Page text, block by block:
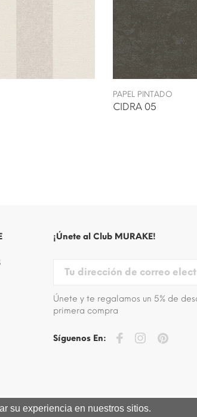
PAPEL PINTADO
CIDRA 05
¡Únete al Club MURAKE!
Únete y te regalamos un 5% de
primera compra
Síguenos En:
su experiencia en nuestros sitios.